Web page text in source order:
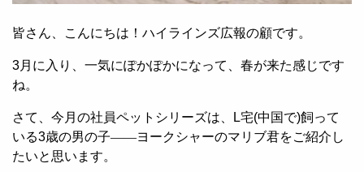
皆さん、こんにちは！ハイラインズ広報の顧です。
3月に入り、一気にぽかぽかになって、春が来た感じです
ね。
さて、今月の社員ペットシリーズは、 L宅(中国で)飼って
いる3歳の男の子――ヨークシャーのマリブ君をご紹介し
たいと思います。